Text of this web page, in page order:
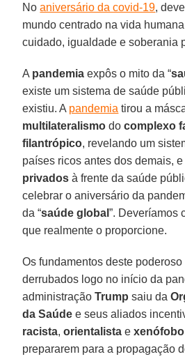
Noaniversário da covid-19,
mundo centrado na vida
cuidado, igualdade e soberania
A pandemia expôs o mito da “
existe um sistema de saúde
existiu. A pandemia tirou a
multilateralismo docomplexo
filantrópico, revelando um
países ricos antes dos demais,
privados à frente da saúde
celebrar o aniversário da
da “saúde global”. Deveríamos
que realmente o proporcione.
Os fundamentos deste poderoso
derrubados logo no início da
administraçãoTrump saiu da
da Saúde e seus aliados
racista,orientalista exenófobo
prepararem para a propagação